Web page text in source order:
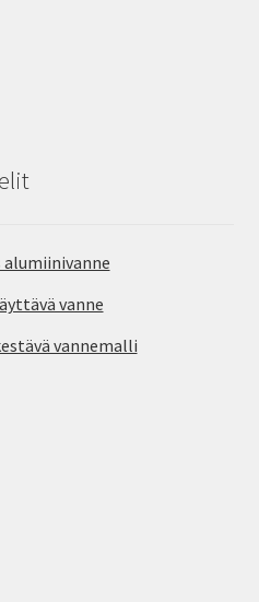
alumiinivanne
vanne
vannemalli